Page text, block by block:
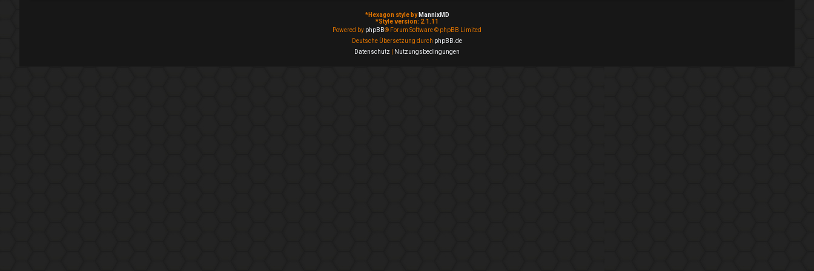
*Hexagon style by MannixMD
*Style version: 2.1.11
Powered by phpBB® Forum Software © phpBB Limited
Deutsche Übersetzung durch phpBB.de
Datenschutz
Nutzungsbedingungen